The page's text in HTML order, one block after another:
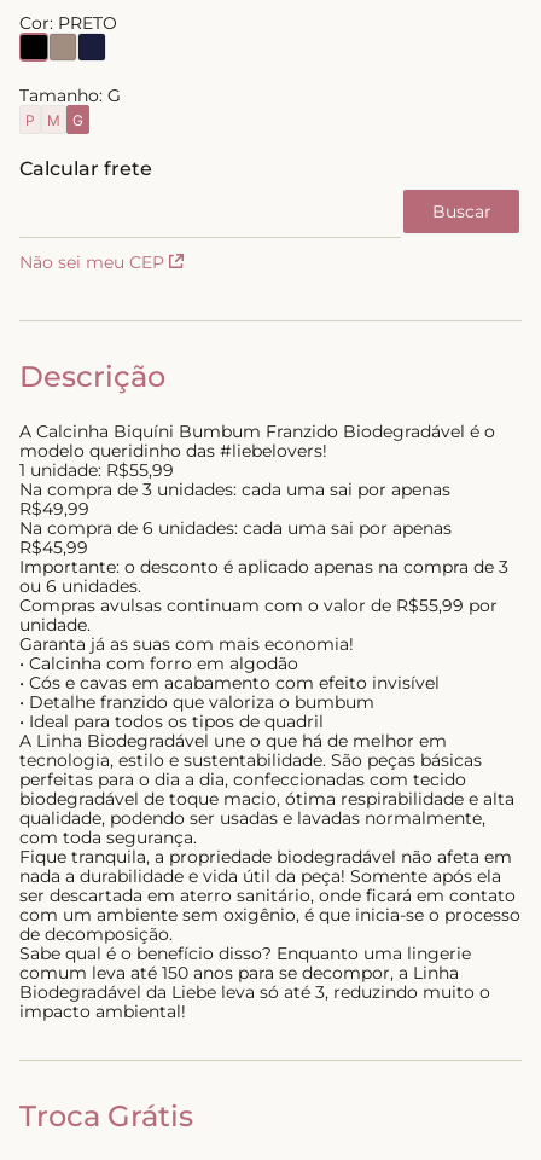
Cor: PRETO
Tamanho: G
P M G
Não sei meu CEP
Descrição
A Calcinha Biquíni Bumbum Franzido Biodegradável é o
modelo queridinho das #liebelovers!
1 unidade: R$55,99
Na compra de 3 unidades: cada uma sai por apenas
R$49,99
Na compra de 6 unidades: cada uma sai por apenas
R$45,99
Importante: o desconto é aplicado apenas na compra de 3
ou 6 unidades.
Compras avulsas continuam com o valor de R$55,99 por
unidade.
Garanta já as suas com mais economia!
• Calcinha com forro em algodão
• Cós e cavas em acabamento com efeito invisível
• Detalhe franzido que valoriza o bumbum
• Ideal para todos os tipos de quadril
A Linha Biodegradável une o que há de melhor em
tecnologia, estilo e sustentabilidade. São peças básicas
perfeitas para o dia a dia, confeccionadas com tecido
biodegradável de toque macio, ótima respirabilidade e alta
qualidade, podendo ser usadas e lavadas normalmente,
com toda segurança.
Fique tranquila, a propriedade biodegradável não afeta em
nada a durabilidade e vida útil da peça! Somente após ela
ser descartada em aterro sanitário, onde ficará em contato
com um ambiente sem oxigênio, é que inicia-se o processo
de decomposição.
Sabe qual é o benefício disso? Enquanto uma lingerie
comum leva até 150 anos para se decompor, a Linha
Biodegradável da Liebe leva só até 3, reduzindo muito o
impacto ambiental!
Troca Grátis
short doll
biquini
calcinha